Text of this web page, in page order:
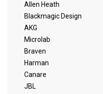
Allen Heath
Blackmagic Design
AKG
Microlab
Braven
Harman
Canare
JBL